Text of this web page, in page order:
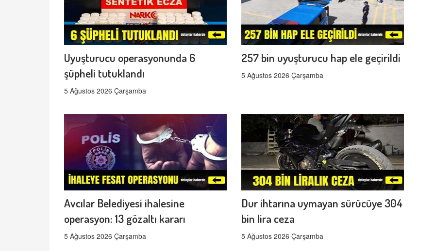
Uyuşturucu operasyonunda 6
şüpheli tutuklandı
5 Ağustos 2026 Çarşamba
257 bin uyuşturucu hap ele geçirildi
5 Ağustos 2026 Çarşamba
Avcılar Belediyesi ihalesine
operasyon: 13 gözaltı kararı
5 Ağustos 2026 Çarşamba
Dur ihtarına uymayan sürücüye 304
bin lira ceza
5 Ağustos 2026 Çarşamba